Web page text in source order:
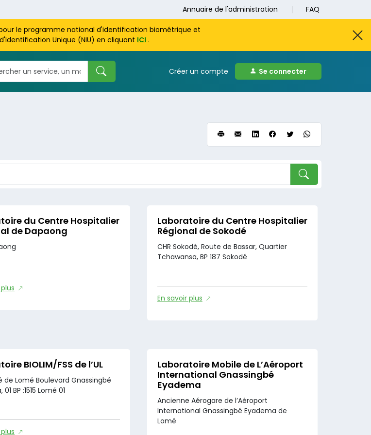
Annuaire de l'administration FAQ
le programme national d'identification biométrique et
Unique (NIU) en cliquant ICI .
Créer un compte Se connecter
du Centre Hospitalier
de Dapaong
Laboratoire du Centre Hospitalier
Régional de Sokodé
CHR Sokodé, Route de Bassar, Quartier
Tchawansa, BP 187 Sokodé
En savoir plus
BIOLIM/FSS de l’UL
de Lomé Boulevard Gnassingbé
BP :1515 Lomé 01
Laboratoire Mobile de L’Aéroport
International Gnassingbé
Eyadema
Ancienne Aérogare de l’Aéroport
International Gnassingbé Eyadema de
Lomé